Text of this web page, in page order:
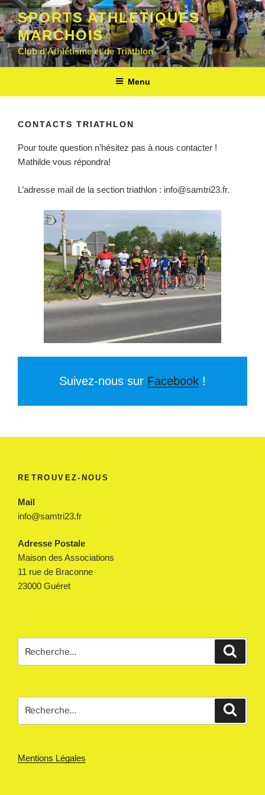
Aller
au
contenu
principal
SPORTS ATHLETIQUES
MARCHOIS
Club d'Athlétisme et de Triathlon
Menu
CONTACTS TRIATHLON
Pour toute question n’hésitez pas à nous contacter !
Mathilde vous répondra!
L’adresse mail de la section triathlon : info@samtri23.fr.
Suivez-nous sur Facebook !
RETROUVEZ-NOUS
Mail
info@samtri23.fr
Adresse Postale
Maison des Associations
11 rue de Braconne
23000 Guéret
pour
pour
Mentions Légales